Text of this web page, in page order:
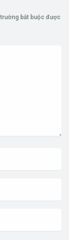
bắt buộc được